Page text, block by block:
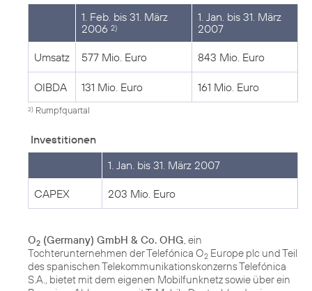
1. Feb. bis 31. März
2006 2)
1. Jan. bis 31. März
2007
Umsatz 577 Mio. Euro 843 Mio. Euro
OIBDA 131 Mio. Euro 161 Mio. Euro
2) Rumpfquartal
Investitionen
1. Jan. bis 31. März 2007
CAPEX 203 Mio. Euro
O2 (Germany) GmbH & Co. OHG, ein
Tochterunternehmen der Telefónica O2 Europe plc und Teil
des spanischen Telekommunikationskonzerns Telefónica
S.A., bietet mit dem eigenen Mobilfunknetz sowie über ein